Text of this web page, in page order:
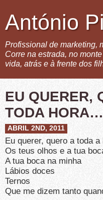
António
Profissional de marketing,
Corre na estrada, no
vida, atrás e à frente dos
EU QUERER,
TODA HORA…
ABRIL 2ND, 2011
Eu querer, quero a toda
Os teus olhos e a tua
A tua boca na minha
Lábios doces
Ternos
Que me dizem tanto